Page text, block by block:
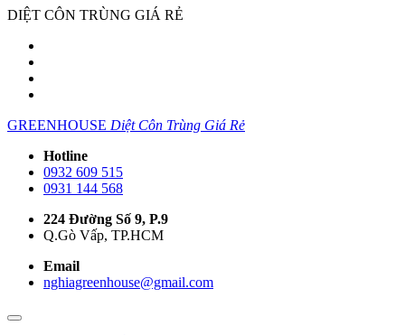
DIỆT CÔN TRÙNG GIÁ RẺ
GREENHOUSE Diệt Côn Trùng Giá Rẻ
Hotline
0932 609 515
0931 144 568
224 Đường Số 9, P.9
Q.Gò Vấp, TP.HCM
Email
nghiagreenhouse@gmail.com